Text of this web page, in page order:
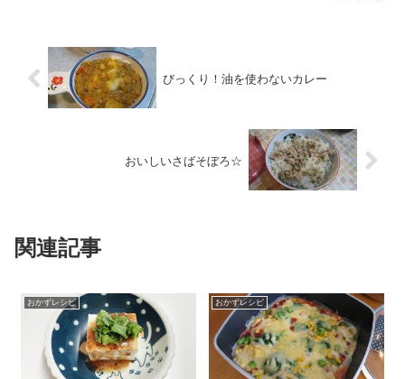
びっくり！油を使わないカレー
おいしいさばそぼろ☆
関連記事
おかずレシピ おかずレシピ